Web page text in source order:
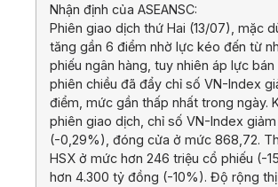
Nhận định của ASEANSC:
Phiên giao dịch thứ Hai (13/07), mặc
tăng gần 6 điểm nhờ lực kéo đến từ
phiếu ngân hàng, tuy nhiên áp lực bán
phiên chiều đã đẩy chỉ số VN-Index
điểm, mức gần thấp nhất trong ngày.
phiên giao dịch, chỉ số VN-Index
(-0,29%), đóng cửa ở mức 868,72.
HSX ở mức hơn 246 triệu cổ phiếu (-
hơn 4.300 tỷ đồng (-10%). Độ rộng